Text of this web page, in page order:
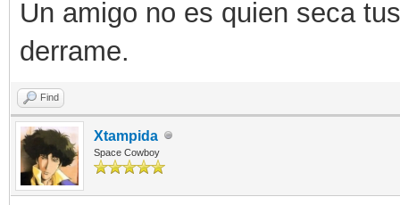
Un amigo no es quien seca
derrame.
Find
Xtampida
Space Cowboy